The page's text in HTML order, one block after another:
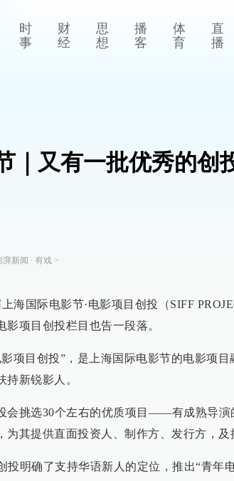
时
事
财
经
思
想
播
客
体
育
直
播
｜又有一批优秀的创
湃新闻 ∙ 有戏>
海国际电影节·电影项目创投（SIFF
影项目创投栏目也告一段落。
项目创投”，是上海国际电影节的电影项目
持新锐影人。
会挑选30个左右的优质项目——有成熟导演
为其提供直面投资人、制作方、发行方，及
投明确了支持华语新人的定位，推出“青年